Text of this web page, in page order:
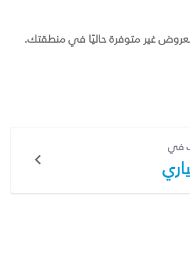
غير متوفرة حاليًا في منطقتك.
في